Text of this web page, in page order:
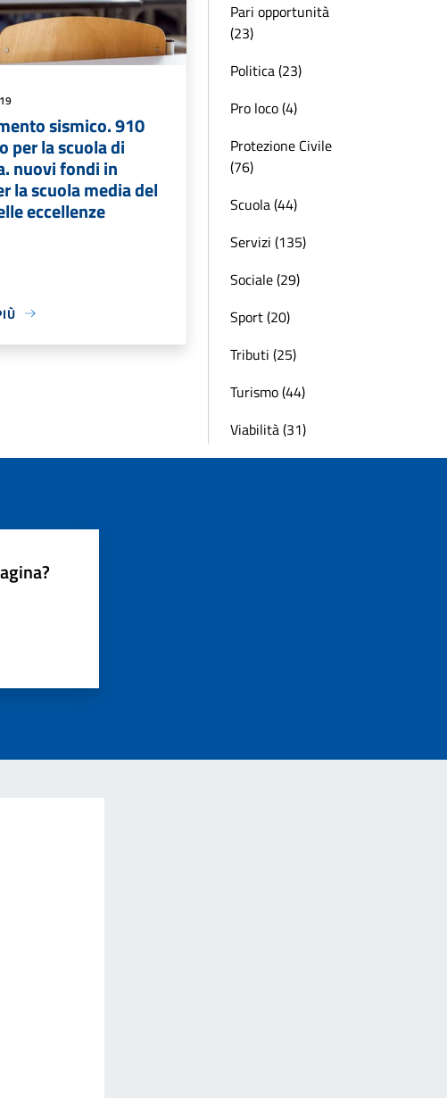
sismico. 910
per la scuola di
nuovi fondi in
la scuola media del
eccellenze
Pari opportunità
(23)
Politica (23)
Pro loco (4)
Protezione Civile
(76)
Scuola (44)
Servizi (135)
Sociale (29)
Sport (20)
Tributi (25)
Turismo (44)
Viabilità (31)